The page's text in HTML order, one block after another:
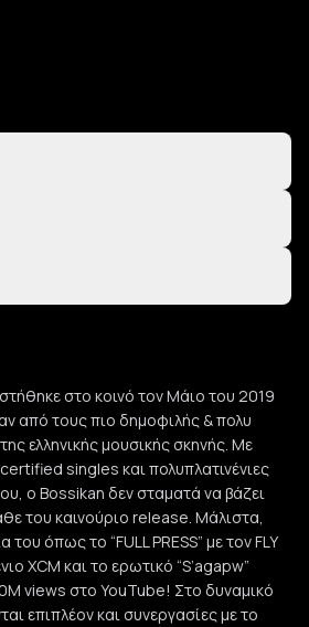
στο κοινό τον Μάιο του 2019
από τους πιο δημοφιλής & πολυ
ελληνικής μουσικής σκηνής. Με
singles και πολυπλατινένιες
ο Bossikan δεν σταματά να βάζει
του καινούριο release. Μάλιστα,
όπως το “FULL PRESS” με τον FLY
XCM και το ερωτικό “S’agapw”
views στο YouTube! Στο δυναμικό
επιπλέον και συνεργασίες με το